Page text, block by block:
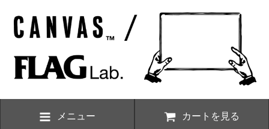
メニュー カートを見る